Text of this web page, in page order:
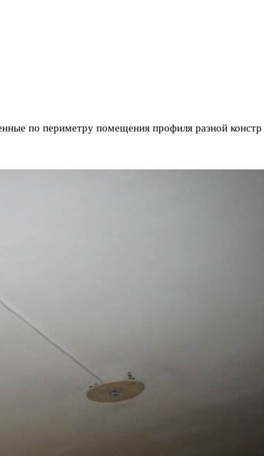
по периметру помещения профиля разной констр